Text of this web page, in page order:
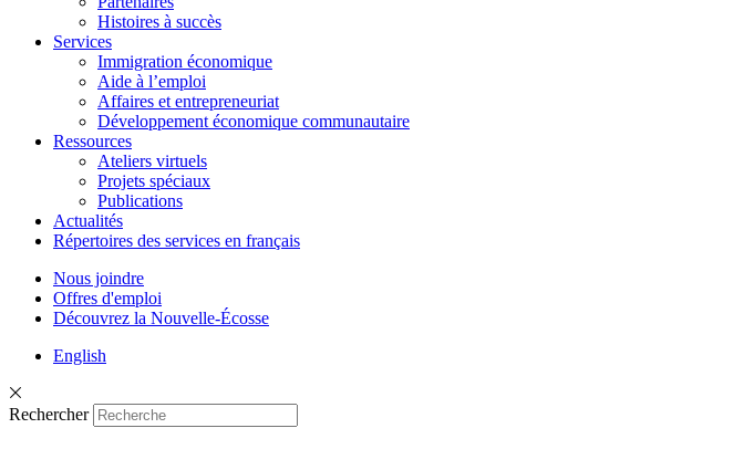
Histoires à succès
Services
Immigration économique
Aide à l’emploi
Affaires et entrepreneuriat
Développement économique communautaire
Ressources
Ateliers virtuels
Projets spéciaux
Publications
Actualités
Répertoires des services en français
Nous joindre
Offres d'emploi
Découvrez la Nouvelle-Écosse
English
Rechercher